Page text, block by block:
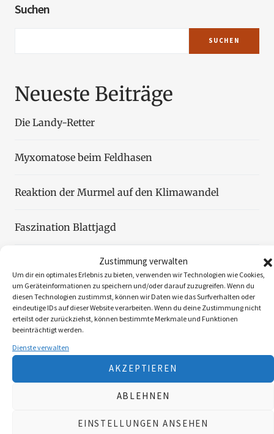
Zustimmung verwalten
Um dir ein optimales Erlebnis zu bieten, verwenden wir Technologien wie Cookies,
um Geräteinformationen zu speichern und/oder darauf zuzugreifen. Wenn du
diesen Technologien zustimmst, können wir Daten wie das Surfverhalten oder
eindeutige IDs auf dieser Website verarbeiten. Wenn du deine Zustimmung nicht
erteilst oder zurückziehst, können bestimmte Merkmale und Funktionen
beeinträchtigt werden.
Dienste verwalten
AKZEPTIEREN
ABLEHNEN
EINSTELLUNGEN ANSEHEN
Suchen
SUCHEN
Neueste Beiträge
Die Landy-Retter
Myxomatose beim Feldhasen
Reaktion der Murmel auf den Klimawandel
Faszination Blattjagd
Wildzählung aus der Luft